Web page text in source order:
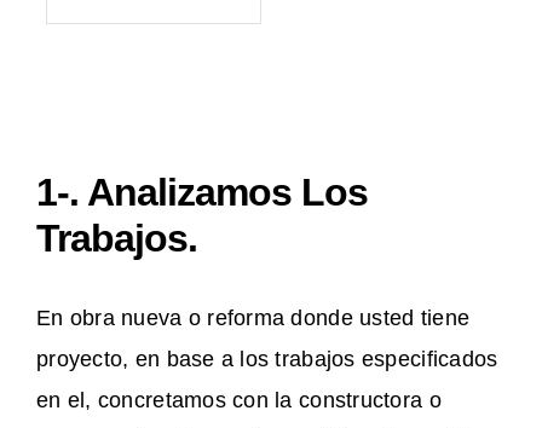
1-. Analizamos Los
Trabajos.
En obra nueva o reforma donde usted tiene
proyecto, en base a los trabajos especificados
en el, concretamos con la constructora o